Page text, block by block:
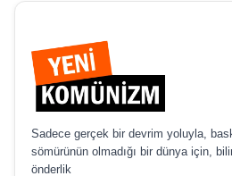
Sadece gerçek bir devrim yoluyla,
sömürünün olmadığı bir dünya için,
önderlik